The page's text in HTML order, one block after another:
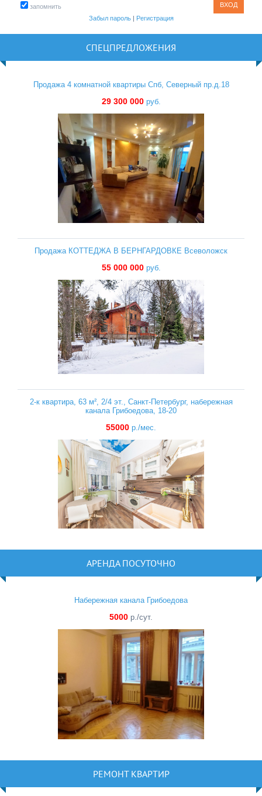
запомнить
Забыл пароль| Регистрация
СПЕЦПРЕДЛОЖЕНИЯ
Продажа 4 комнатной квартиры Спб, Северный пр.д.18
29 300 000руб.
Продажа КОТТЕДЖА В БЕРНГАРДОВКЕ Всеволожск
55 000 000руб.
2-к квартира, 63 м², 2/4 эт., Санкт-Петербург, набережная
канала Грибоедова, 18-20
55000 р./мес.
АРЕНДА ПОСУТОЧНО
Набережная канала Грибоедова
5000 р./сут.
РЕМОНТ КВАРТИР